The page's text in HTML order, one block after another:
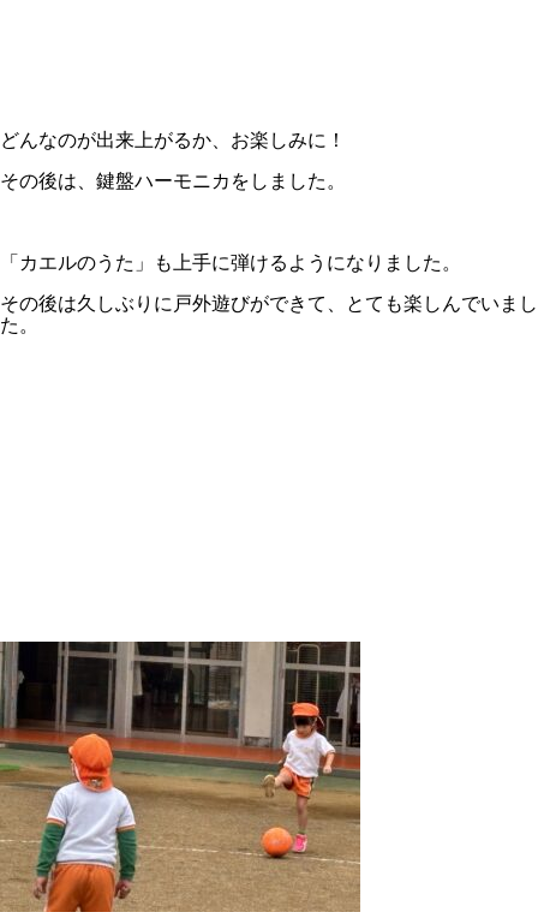
どんなのが出来上がるか、お楽しみに！
その後は、鍵盤ハーモニカをしました。
「カエルのうた」も上手に弾けるようになりました。
その後は久しぶりに戸外遊びができて、とても楽しんでいまし
た。